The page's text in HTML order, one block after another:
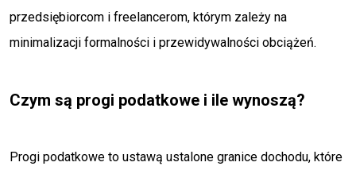
przedsiębiorcom i freelancerom, którym zależy na
minimalizacji formalności i przewidywalności obciążeń.
Czym są progi podatkowe i ile wynoszą?
Progi podatkowe to ustawą ustalone granice dochodu, które